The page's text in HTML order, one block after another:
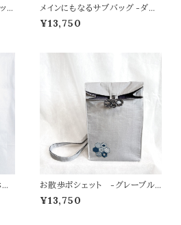
ド
メインにもなるサブバッグ -ダイ
ヤネイビー×グレーー
¥13,750
お散歩ポシェット -グレーブル
ー×ハニカム亀甲-
¥13,750